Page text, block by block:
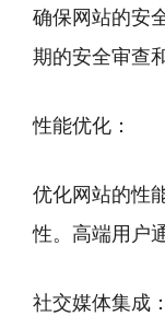
确保网站的安
期的安全审查
性能优化：
优化网站的性
性。高端用户
社交媒体集成：